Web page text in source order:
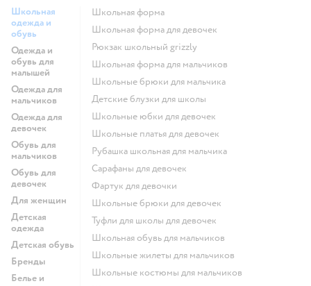
Школьная
одежда и
обувь
Одежда и
обувь для
малышей
Одежда для
мальчиков
Одежда для
девочек
Обувь для
мальчиков
Обувь для
девочек
Для женщин
Детская
одежда
Детская обувь
Бренды
Белье и
Школьная форма
Школьная форма для девочек
Рюкзак школьный grizzly
Школьная форма для мальчиков
Школьные брюки для мальчика
Детские блузки для школы
Школьные юбки для девочек
Школьные платья для девочек
Рубашка школьная для мальчика
Сарафаны для девочек
Фартук для девочки
Школьные брюки для девочек
Туфли для школы для девочек
Школьная обувь для мальчиков
Школьные жилеты для мальчиков
Школьные костюмы для мальчиков